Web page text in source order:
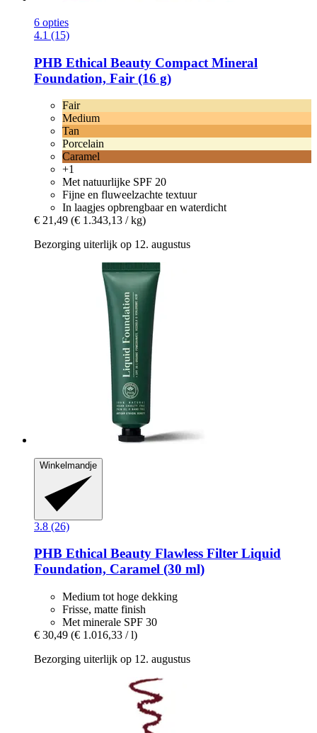
6 opties
4.1 (15)
PHB Ethical Beauty Compact Mineral
Foundation, Fair (16 g)
Fair
Medium
Tan
Porcelain
Caramel
+1
Met natuurlijke SPF 20
Fijne en fluweelzachte textuur
In laagjes opbrengbaar en waterdicht
€ 21,49 (€ 1.343,13 / kg)
Bezorging uiterlijk op 12. augustus
Winkelmandje
3.8 (26)
PHB Ethical Beauty Flawless Filter Liquid
Foundation, Caramel (30 ml)
Medium tot hoge dekking
Frisse, matte finish
Met minerale SPF 30
€ 30,49 (€ 1.016,33 / l)
Bezorging uiterlijk op 12. augustus